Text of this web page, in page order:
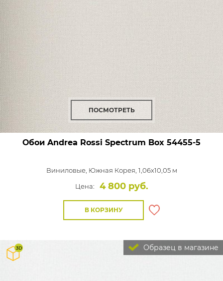
ПОСМОТРЕТЬ
Обои Andrea Rossi Spectrum Box 54455-5
Виниловые, Южная Корея, 1,06x10,05 м
Цена:
4 800 руб.
В КОРЗИНУ
Образец в магазине